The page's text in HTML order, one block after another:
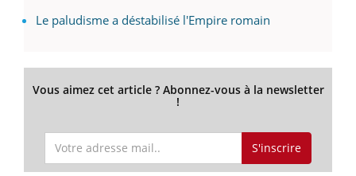
Le paludisme a déstabilisé l'Empire romain
Vous aimez cet article ? Abonnez-vous à la newsletter
!
S'inscrire